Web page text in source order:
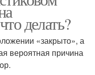
делать?
«закрыто», а
вероятная причина